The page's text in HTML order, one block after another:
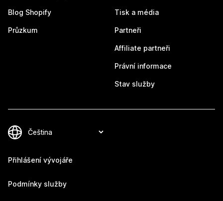
Blog Shopify
Průzkum
Tisk a média
Partneři
Affiliate partneři
Právní informace
Stav služby
Přihlášení vývojáře
Podmínky služby